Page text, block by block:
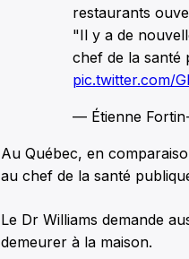
restaurants
"Il y a de
chef de la santé
pic.twitter.com/
— Étienne
Au Québec, en
au chef de la santé
Le Dr Williams demande
demeurer à la maison.